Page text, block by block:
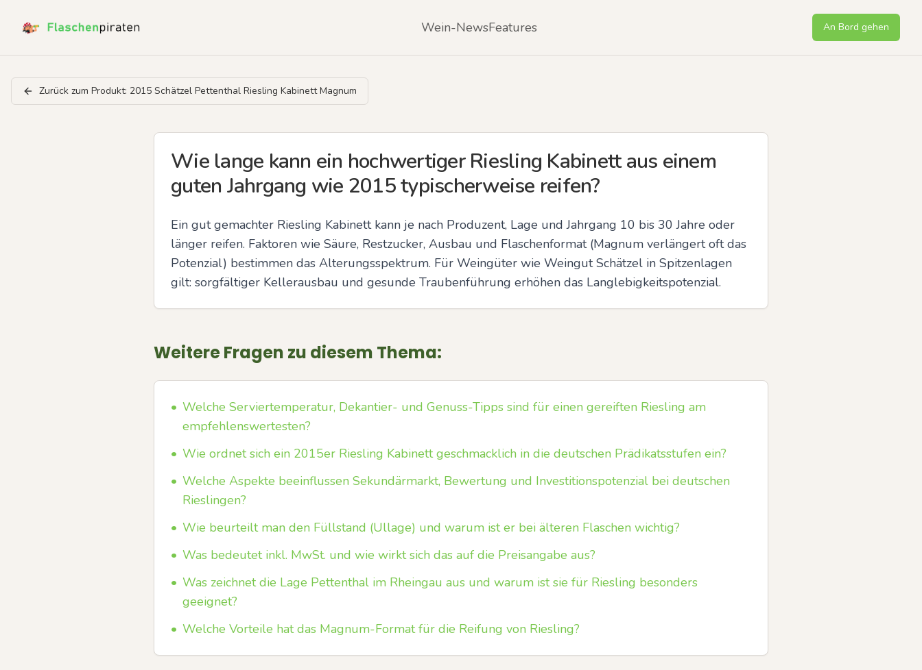
Wein-NewsFeatures An Bord gehen
Zurück zum Produkt: 2015 Schätzel Pettenthal Riesling Kabinett Magnum
Wie lange kann ein hochwertiger Riesling Kabinett aus einem
guten Jahrgang wie 2015 typischerweise reifen?
Ein gut gemachter Riesling Kabinett kann je nach Produzent, Lage und Jahrgang 10 bis 30 Jahre oder
länger reifen. Faktoren wie Säure, Restzucker, Ausbau und Flaschenformat (Magnum verlängert oft das
Potenzial) bestimmen das Alterungsspektrum. Für Weingüter wie Weingut Schätzel in Spitzenlagen
gilt: sorgfältiger Kellerausbau und gesunde Traubenführung erhöhen das Langlebigkeitspotenzial.
Weitere Fragen zu diesem Thema:
• Welche Serviertemperatur, Dekantier- und Genuss-Tipps sind für einen gereiften Riesling am
empfehlenswertesten?
• Wie ordnet sich ein 2015er Riesling Kabinett geschmacklich in die deutschen Prädikatsstufen ein?
• Welche Aspekte beeinflussen Sekundärmarkt, Bewertung und Investitionspotenzial bei deutschen
Rieslingen?
• Wie beurteilt man den Füllstand (Ullage) und warum ist er bei älteren Flaschen wichtig?
• Was bedeutet inkl. MwSt. und wie wirkt sich das auf die Preisangabe aus?
• Was zeichnet die Lage Pettenthal im Rheingau aus und warum ist sie für Riesling besonders
geeignet?
• Welche Vorteile hat das Magnum-Format für die Reifung von Riesling?